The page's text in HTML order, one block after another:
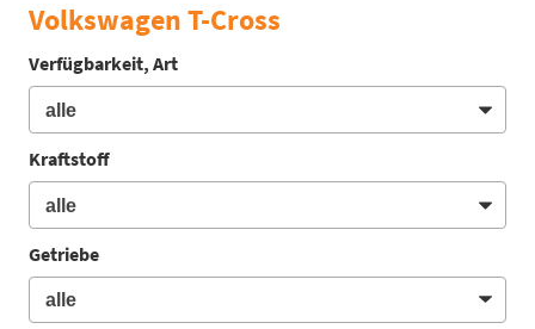
Volkswagen T-Cross
Verfügbarkeit, Art
Kraftstoff
Getriebe